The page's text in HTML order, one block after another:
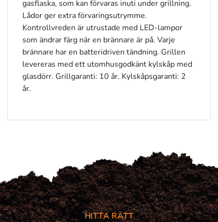
gasflaska, som kan förvaras inuti under grillning.
Lådor ger extra förvaringsutrymme.
Kontrollvreden är utrustade med LED-lampor
som ändrar färg när en brännare är på. Varje
brännare har en batteridriven tändning. Grillen
levereras med ett utomhusgodkänt kylskåp med
glasdörr. Grillgaranti: 10 år. Kylskåpsgaranti: 2
år.
HITTA RÄTT